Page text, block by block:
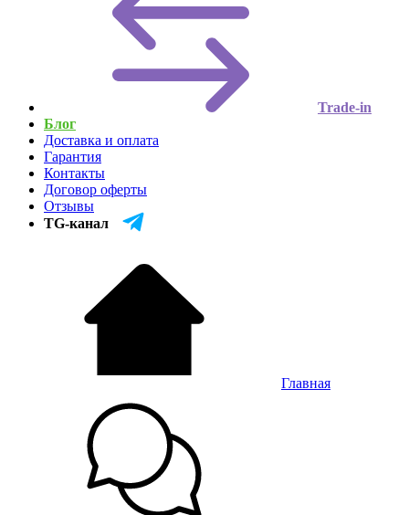
Trade-in
Блог
Доставка и оплата
Гарантия
Контакты
Договор оферты
Отзывы
TG-канал
Главная